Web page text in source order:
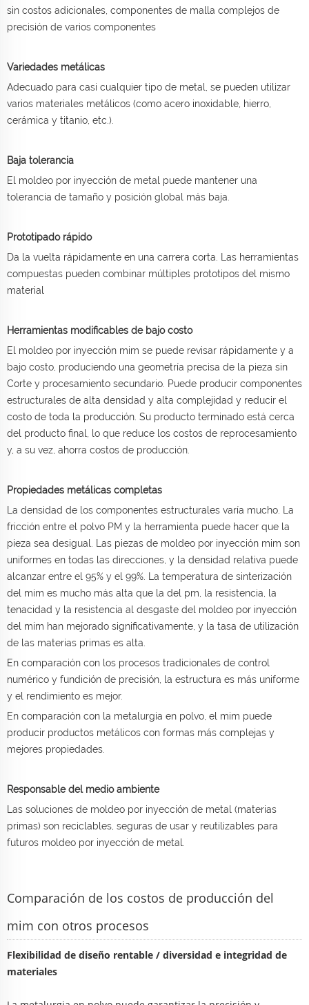
sin costos adicionales, componentes de malla complejos de
precisión de varios componentes
Variedades metálicas
Adecuado para casi cualquier tipo de metal, se pueden utilizar
varios materiales metálicos (como acero inoxidable, hierro,
cerámica y titanio, etc.).
Baja tolerancia
El moldeo por inyección de metal puede mantener una
tolerancia de tamaño y posición global más baja.
Prototipado rápido
Da la vuelta rápidamente en una carrera corta. Las herramientas
compuestas pueden combinar múltiples prototipos del mismo
material
Herramientas modificables de bajo costo
El moldeo por inyección mim se puede revisar rápidamente y a
bajo costo, produciendo una geometría precisa de la pieza sin
Corte y procesamiento secundario. Puede producir componentes
estructurales de alta densidad y alta complejidad y reducir el
costo de toda la producción. Su producto terminado está cerca
del producto final, lo que reduce los costos de reprocesamiento
y, a su vez, ahorra costos de producción.
Propiedades metálicas completas
La densidad de los componentes estructurales varía mucho. La
fricción entre el polvo PM y la herramienta puede hacer que la
pieza sea desigual. Las piezas de moldeo por inyección mim son
uniformes en todas las direcciones, y la densidad relativa puede
alcanzar entre el 95% y el 99%. La temperatura de sinterización
del mim es mucho más alta que la del pm, la resistencia, la
tenacidad y la resistencia al desgaste del moldeo por inyección
del mim han mejorado significativamente, y la tasa de utilización
de las materias primas es alta.
En comparación con los procesos tradicionales de control
numérico y fundición de precisión, la estructura es más uniforme
y el rendimiento es mejor.
En comparación con la metalurgia en polvo, el mim puede
producir productos metálicos con formas más complejas y
mejores propiedades.
Responsable del medio ambiente
Las soluciones de moldeo por inyección de metal (materias
primas) son reciclables, seguras de usar y reutilizables para
futuros moldeo por inyección de metal.
Comparación de los costos de producción del
mim con otros procesos
Flexibilidad de diseño rentable / diversidad e integridad de
materiales